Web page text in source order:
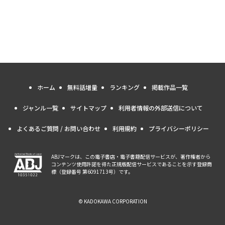
ホーム 無料話増量 ランキング 掲載作品一覧
ジャンル一覧 サイトマップ 利用者情報の外部送信について
よくあるご質問 / お問い合わせ 利用規約 プライバシーポリシー
ABJマークは、この電子書店・電子書籍配信サービスが、著作権者から
コンテンツ使用許諾を得た正規版配信サービスであることを示す登録商
標（登録番号 第6091713号）です。
© KADOKAWA CORPORATION